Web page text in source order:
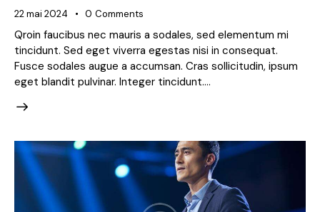
22 mai 2024 0 Comments
Qroin faucibus nec mauris a sodales, sed elementum mi
tincidunt. Sed eget viverra egestas nisi in consequat.
Fusce sodales augue a accumsan. Cras sollicitudin, ipsum
eget blandit pulvinar. Integer tincidunt.…